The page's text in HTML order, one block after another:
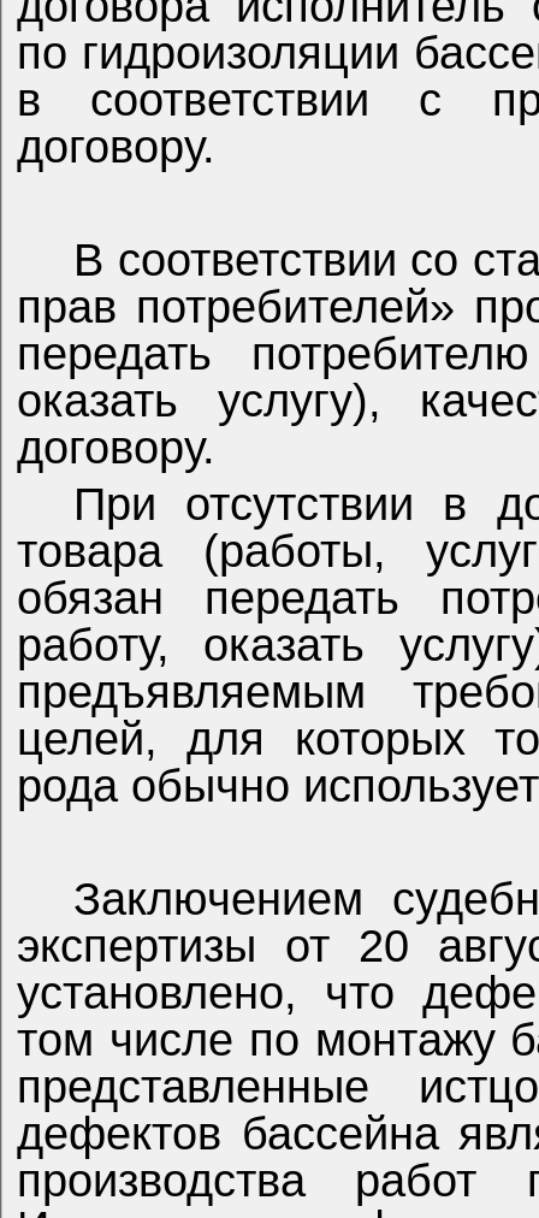
по гидроизоляции
в соответствии с
договору.
В соответствии со
прав потребителей»
передать
оказать услугу),
договору.
При отсутствии в
товара (работы,
обязан передать
работу, оказать
предъявляемым
целей, для которых
рода обычно
Заключением
экспертизы от 20
установлено, что
том числе по монтажу
представленные
дефектов бассейна
производства